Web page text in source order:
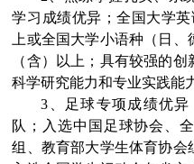
学习成绩优异；全国大学
上或全国大学小语种（日
（含）以上；具有较强的
科学研究能力和专业实践能
3、足球专项成绩优
队；入选中国足球协会、
组、教育部大学生体育协会